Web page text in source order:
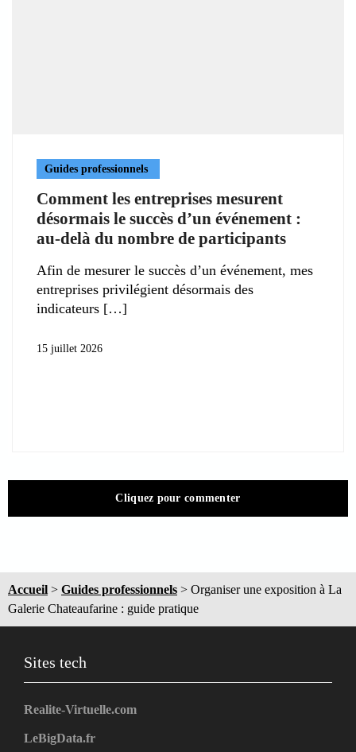
Guides professionnels
Comment les entreprises mesurent
désormais le succès d’un événement :
au-delà du nombre de participants
Afin de mesurer le succès d’un événement, mes
entreprises privilégient désormais des
indicateurs
15 juillet 2026
Cliquez pour commenter
Accueil > Guides professionnels > Organiser une exposition à La
Galerie Chateaufarine : guide pratique
Sites tech
Realite-Virtuelle.com
LeBigData.fr